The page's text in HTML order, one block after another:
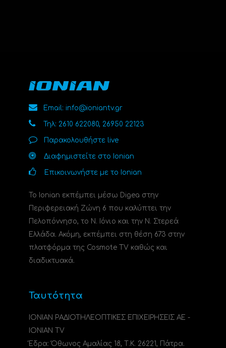
Email: info@ioniantv.gr
Τηλ: 2610 622080, 26950 22123
Παρακολουθήστε live
Διαφημιστείτε στο Ionian
Επικοινωνήστε με το Ionian
Το Ionian εκπέμπει μέσω Digea στην
Περιφερειακή Ζώνη 6 που καλύπτει την
Πελοπόννησο, το N. Ιόνιο και την Ν. Στερεά
Ελλάδα. Ακόμη, εκπέμπει στη θέση 673 στην
πλατφόρμα της Cosmote TV καθώς και
διαδικτυακά.
Ταυτότητα
ΙΟΝΙΑΝ ΡΑΔΙΟΤΗΛΕΟΠΤΙΚΕΣ ΕΠΙΧΕΙΡΗΣΕΙΣ ΑΕ -
IONIAN TV
Έδρα: Όθωνος Αμαλίας 18, Τ.Κ. 26221, Πάτρα.